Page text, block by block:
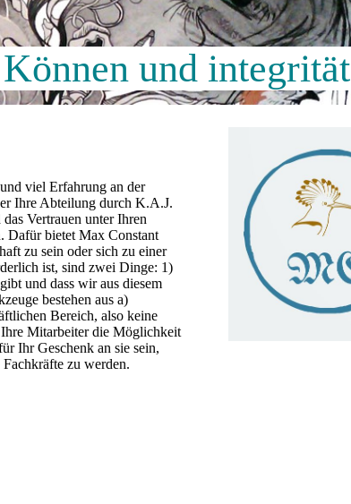
und integrität
viel Erfahrung an der
Ihre Abteilung durch K.A.J.
Vertrauen unter Ihren
Dafür bietet Max Constant
zu sein oder sich zu einer
ist, sind zwei Dinge: 1)
und dass wir aus diesem
bestehen aus a)
Bereich, also keine
Ihre Mitarbeiter die Möglichkeit
Ihr Geschenk an sie sein,
zu werden.